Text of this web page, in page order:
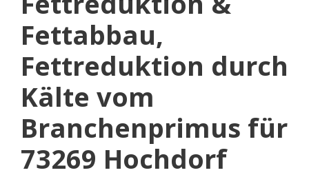
Fettabbau,
Fettreduktion durch
Kälte vom
Branchenprimus für
73269 Hochdorf